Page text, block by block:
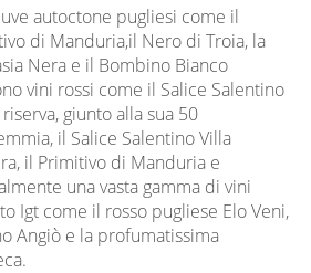
autoctone pugliesi come il
di Manduria,il Nero di Troia, la
Nera e il Bombino Bianco
vini rossi come il Salice Salentino
giunto alla sua 50
il Salice Salentino Villa
il Primitivo di Manduria e
una vasta gamma di vini
Igt come il rosso pugliese Elo Veni,
Angiò e la profumatissima